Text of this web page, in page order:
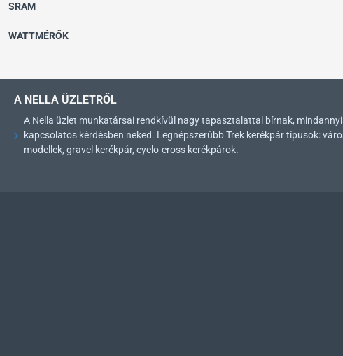
SRAM
WATTMÉRŐK
A NELLA ÜZLETRŐL
A Nella üzlet munkatársai rendkívül nagy tapasztalattal bírnak,
kapcsolatos kérdésben neked. Legnépszerűbb Trek kerékpár típusok:
modellek, gravel kerékpár, cyclo-cross kerékpárok.